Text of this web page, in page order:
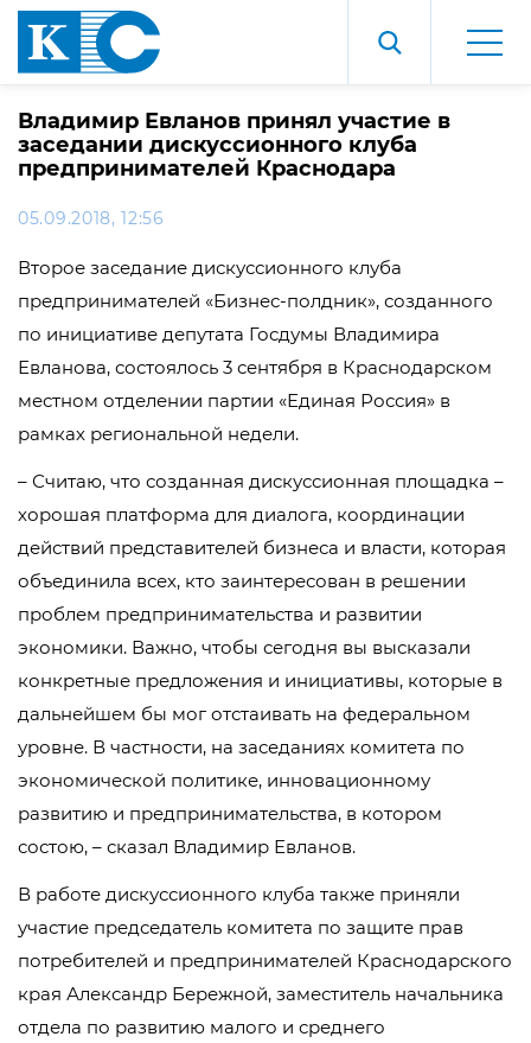
Владимир Евланов принял участие в
заседании дискуссионного клуба
предпринимателей Краснодара
05.09.2018, 12:56
Второе заседание дискуссионного клуба
предпринимателей «Бизнес-полдник», созданного
по инициативе депутата Госдумы Владимира
Евланова, состоялось 3 сентября в Краснодарском
местном отделении партии «Единая Россия» в
рамках региональной недели.
– Считаю, что созданная дискуссионная площадка –
хорошая платформа для диалога, координации
действий представителей бизнеса и власти, которая
объединила всех, кто заинтересован в решении
проблем предпринимательства и развитии
экономики. Важно, чтобы сегодня вы высказали
конкретные предложения и инициативы, которые в
дальнейшем бы мог отстаивать на федеральном
уровне. В частности, на заседаниях комитета по
экономической политике, инновационному
развитию и предпринимательства, в котором
состою, – сказал Владимир Евланов.
В работе дискуссионного клуба также приняли
участие председатель комитета по защите прав
потребителей и предпринимателей Краснодарского
края Александр Бережной, заместитель начальника
отдела по развитию малого и среднего